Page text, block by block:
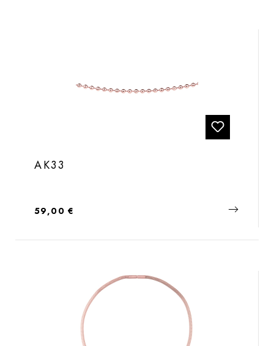
AK33
Regulärer Preis:
59,00 €